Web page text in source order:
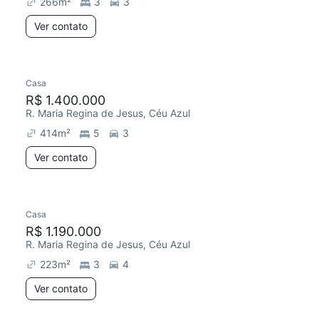
Ver contato
Casa
R$ 1.400.000
R. Maria Regina de Jesus, Céu Azul
414m² 5
3
Ver contato
Casa
R$ 1.190.000
R. Maria Regina de Jesus, Céu Azul
223m² 3
4
Ver contato